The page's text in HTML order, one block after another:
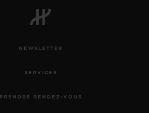
NEWSLETTER
SERVICES
PRENDRE RENDEZ-VOUS